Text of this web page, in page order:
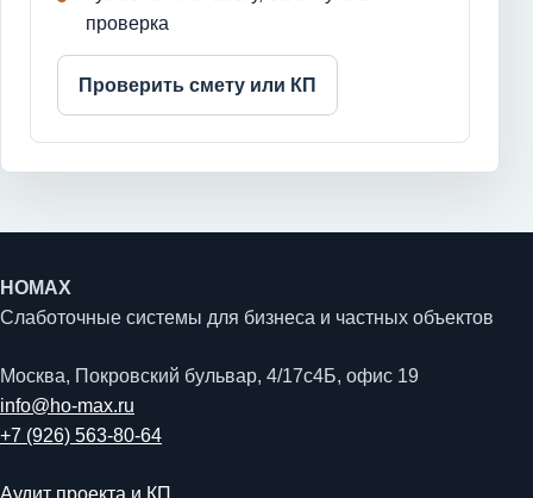
проверка
Проверить смету или КП
HOMAX
Слаботочные системы для бизнеса и частных объектов
Москва, Покровский бульвар, 4/17с4Б, офис 19
info@ho-max.ru
+7 (926) 563-80-64
Аудит проекта и КП